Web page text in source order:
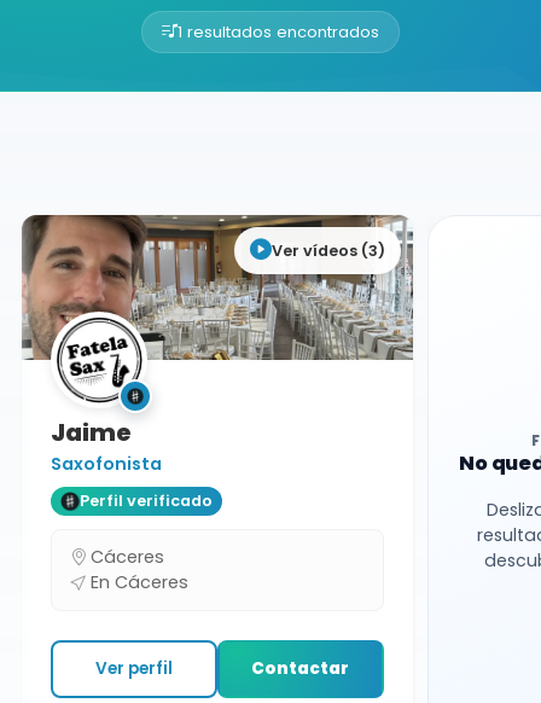
1 resultados encontrados
Buscador de músicos
Ver vídeos (3)
Jaime
Saxofonista
Perfil verificado
Cáceres
En Cáceres
Ver perfil Contactar
No